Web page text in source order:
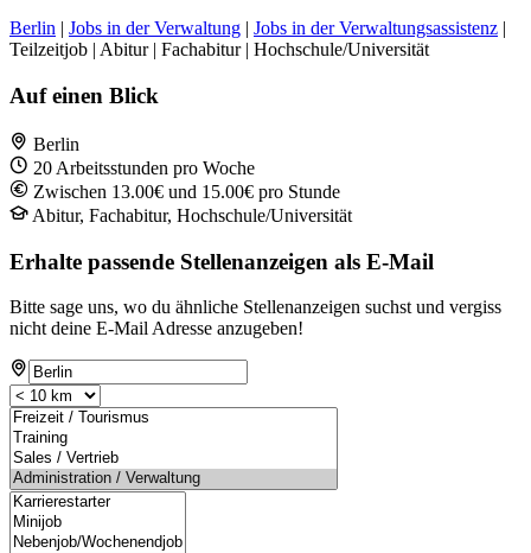
Berlin | Jobs in der Verwaltung | Jobs in der Verwaltungsassistenz |
Teilzeitjob | Abitur | Fachabitur | Hochschule/Universität
Auf einen Blick
Berlin
20 Arbeitsstunden pro Woche
Zwischen 13.00€ und 15.00€ pro Stunde
Abitur, Fachabitur, Hochschule/Universität
Erhalte passende Stellenanzeigen als E-Mail
Bitte sage uns, wo du ähnliche Stellenanzeigen suchst und vergiss
nicht deine E-Mail Adresse anzugeben!